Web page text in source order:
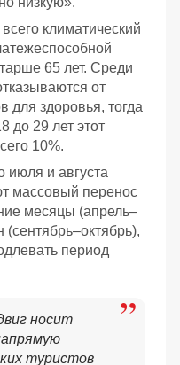
климатический
65 лет. Среди
от
для здоровья, тогда
до 29 лет этот
10%.
июля и августа
массовый перенос
месяцы (апрель–
период
носит
туристов